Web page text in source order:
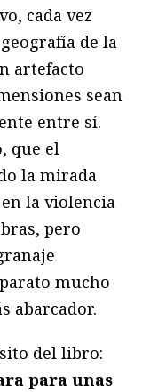
cada vez
de la
artefacto
sean
entre sí.
que el
la mirada
la violencia
pero
mucho
abarcador.
del libro:
para unas